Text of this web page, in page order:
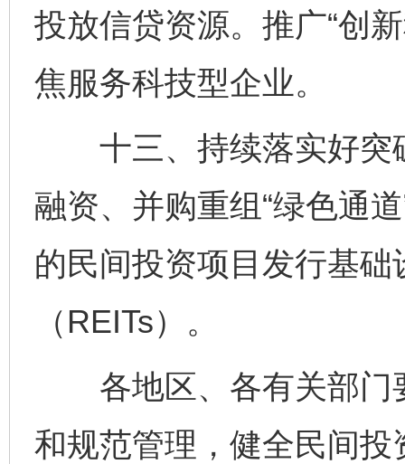
投放信贷资源。推广“创
焦服务科技型企业。
十三、持续落实好突
融资、并购重组“绿色通
的民间投资项目发行基
（REITs）。
各地区、各有关部门
和规范管理，健全民间